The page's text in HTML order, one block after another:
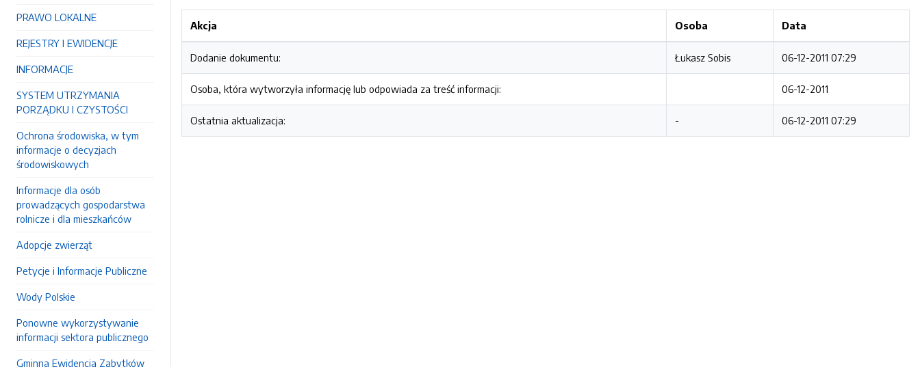
PRAWO LOKALNE
REJESTRY I EWIDENCJE
INFORMACJE
SYSTEM UTRZYMANIA
PORZĄDKU I CZYSTOŚCI
Ochrona środowiska, w tym
informacje o decyzjach
środowiskowych
Informacje dla osób
prowadzących gospodarstwa
rolnicze i dla mieszkańców
Adopcje zwierząt
Petycje i Informacje Publiczne
Wody Polskie
Ponowne wykorzystywanie
informacji sektora publicznego
Gminna Ewidencja Zabytków
Akcja Osoba Data
Dodanie dokumentu: Łukasz Sobis 06-12-2011 07:29
Osoba, która wytworzyła informację lub odpowiada za treść informacji: 06-12-2011
Ostatnia aktualizacja: - 06-12-2011 07:29